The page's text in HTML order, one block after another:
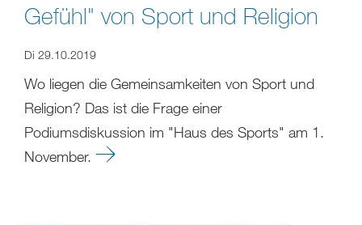
Gefühl" von Sport und Religion
Di 29.10.2019
Wo liegen die Gemeinsamkeiten von Sport und
Religion? Das ist die Frage einer
Podiumsdiskussion im "Haus des Sports" am 1.
November.